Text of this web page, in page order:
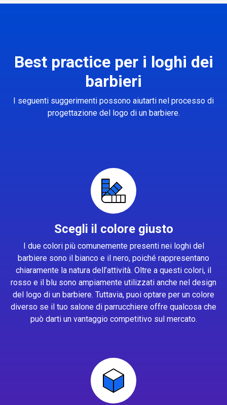
Best practice per i loghi dei
barbieri
I seguenti suggerimenti possono aiutarti nel processo di
progettazione del logo di un barbiere.
Scegli il colore giusto
I due colori più comunemente presenti nei loghi del
barbiere sono il bianco e il nero, poiché rappresentano
chiaramente la natura dell’attività. Oltre a questi colori, il
rosso e il blu sono ampiamente utilizzati anche nel design
del logo di un barbiere. Tuttavia, puoi optare per un colore
diverso se il tuo salone di parrucchiere offre qualcosa che
può darti un vantaggio competitivo sul mercato.